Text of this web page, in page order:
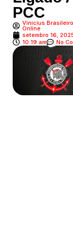
PCC
Vinícius
Online
setembro 16,
10:19 am
No